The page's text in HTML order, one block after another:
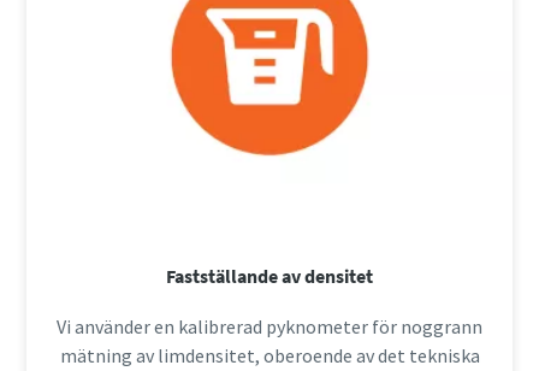
Fastställande av densitet
Vi använder en kalibrerad pyknometer för noggrann
mätning av limdensitet, oberoende av det tekniska